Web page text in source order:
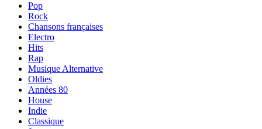
Pop
Rock
Chansons françaises
Electro
Hits
Rap
Musique Alternative
Oldies
Années 80
House
Indie
Classique